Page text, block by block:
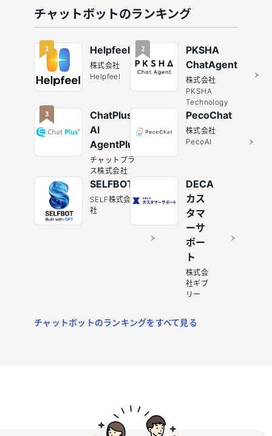
ト
解説
社外・社
内・横断
で徹底整
理
チャットボットのランキング
1 Helpfeel
株式会社
Helpfeel
2
PKSHA
ChatAgent
株式会社
PKSHA
Technology
3
ChatPlus /
AI
AgentPlus
チャットプラ
ス株式会社
PecoChat
株式会社
PecoAI
SELFBOT
SELF株式会
社
DECA
カス
タマ
ーサ
ポー
ト
株式会
社ギブ
リー
チャットボットのランキングをすべて見る